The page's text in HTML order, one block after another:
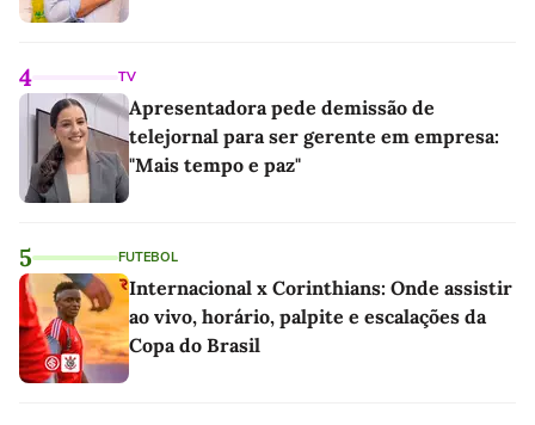
4 TV
Apresentadora pede demissão de
telejornal para ser gerente em empresa:
"Mais tempo e paz"
5 FUTEBOL
Internacional x Corinthians: Onde assistir
ao vivo, horário, palpite e escalações da
Copa do Brasil